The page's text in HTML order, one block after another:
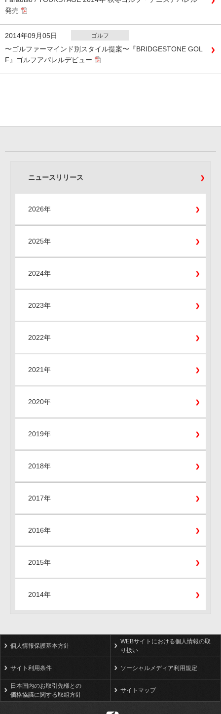
発売
2014年09月05日 ゴルフ
〜ゴルファーマインド別スタイル提案〜『BRIDGESTONE GOL
F』ゴルフアパレルデビュー
ニュースリリース
2026年
2025年
2024年
2023年
2022年
2021年
2020年
2019年
2018年
2017年
2016年
2015年
2014年
個人情報保護基本方針
WEBサイトにおける個人情報の取
り扱い
サイト利用条件 ソーシャルメディア利用規定
日本国内のお取引先様との
価格協議に関する取組方針
サイトマップ